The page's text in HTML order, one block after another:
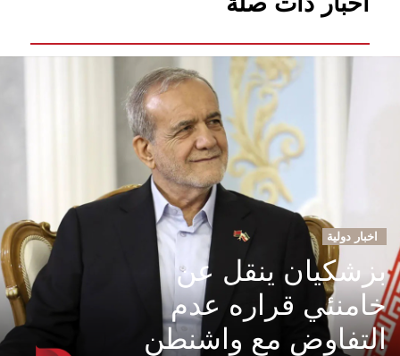
اخبار دولية
بزشكيان ينقل عن
خامنئي قراره عدم
التفاوض مع واشنطن